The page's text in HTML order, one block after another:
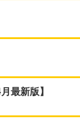
最新版】